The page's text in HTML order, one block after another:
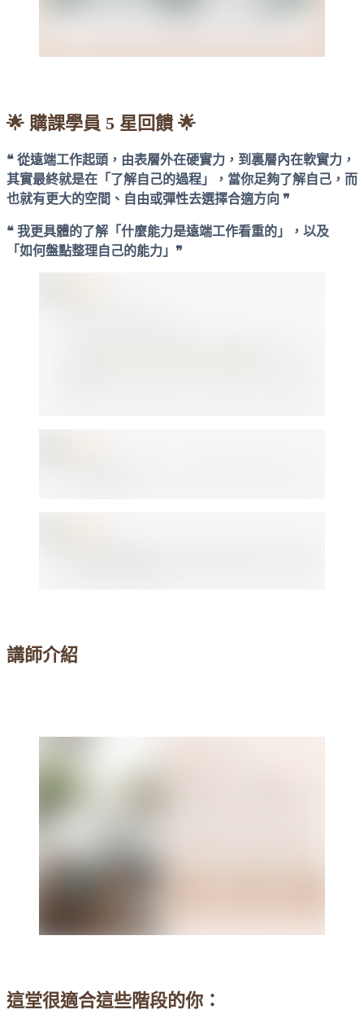
🌟 購課學員 5 星回饋 🌟
❝ 從遠端工作起頭，由表層外在硬實力，到裏層內在軟實力，
其實最終就是在「了解自己的過程」，當你足夠了解自己，而
也就有更大的空間、自由或彈性去選擇合適方向 ❞
❝ 我更具體的了解「什麼能力是遠端工作看重的」，以及
「如何盤點整理自己的能力」❞
講師介紹
這堂很適合這些階段的你 ：